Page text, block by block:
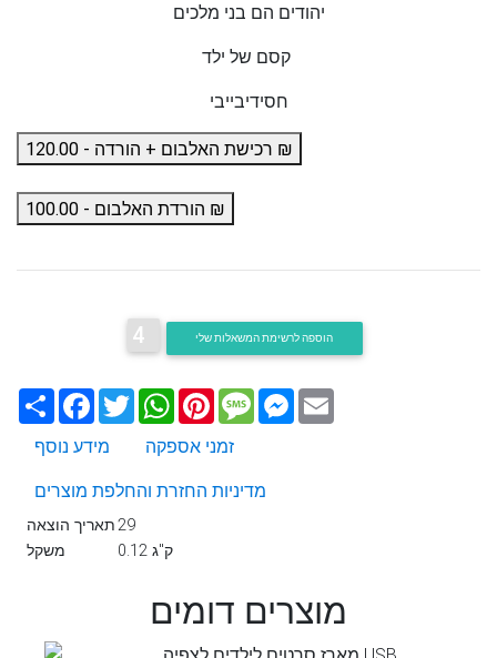
יהודים הם בני מלכים
חסידיבייבי
רכישת האלבום + הורדה - 120.00 ₪
הורדת האלבום - 100.00 ₪
4 הוספה לרשימת המשאלות שלי
שתף Facebook
TwitterWhatsApp
PinterestMessageMessenger
מידע נוסף
זמני אספקה
מדיניות החזרת והחלפת מוצרים
תאריך הוצאה29
משקל
0.12 ק"ג
מוצרים דומים